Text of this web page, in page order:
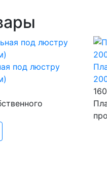
под люстру
160